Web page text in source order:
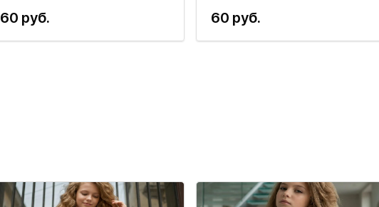
60 руб. 60 руб.